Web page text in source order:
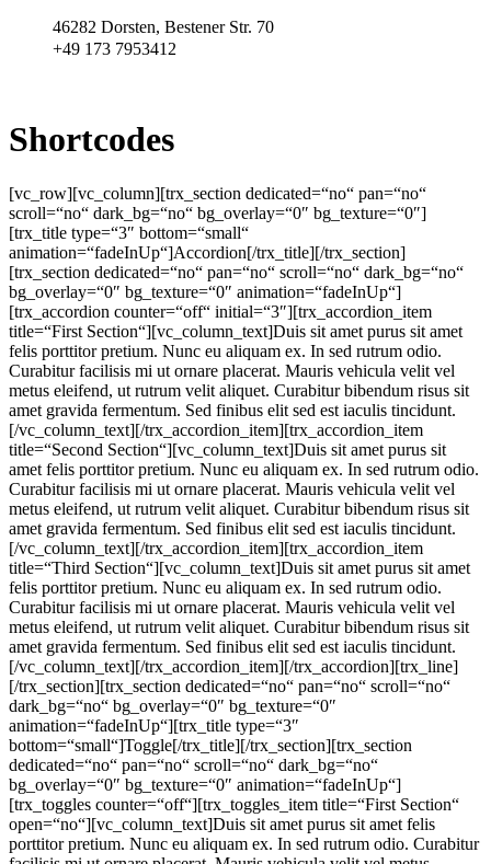
46282 Dorsten, Bestener Str. 70
+49 173 7953412
Shortcodes
[vc_row][vc_column][trx_section dedicated=“no“ pan=“no“
scroll=“no“ dark_bg=“no“ bg_overlay=“0″ bg_texture=“0″]
[trx_title type=“3″ bottom=“small“
animation=“fadeInUp“]Accordion[/trx_title][/trx_section]
[trx_section dedicated=“no“ pan=“no“ scroll=“no“ dark_bg=“no“
bg_overlay=“0″ bg_texture=“0″ animation=“fadeInUp“]
[trx_accordion counter=“off“ initial=“3″][trx_accordion_item
title=“First Section“][vc_column_text]Duis sit amet purus sit amet
felis porttitor pretium. Nunc eu aliquam ex. In sed rutrum odio.
Curabitur facilisis mi ut ornare placerat. Mauris vehicula velit vel
metus eleifend, ut rutrum velit aliquet. Curabitur bibendum risus sit
amet gravida fermentum. Sed finibus elit sed est iaculis tincidunt.
[/vc_column_text][/trx_accordion_item][trx_accordion_item
title=“Second Section“][vc_column_text]Duis sit amet purus sit
amet felis porttitor pretium. Nunc eu aliquam ex. In sed rutrum odio.
Curabitur facilisis mi ut ornare placerat. Mauris vehicula velit vel
metus eleifend, ut rutrum velit aliquet. Curabitur bibendum risus sit
amet gravida fermentum. Sed finibus elit sed est iaculis tincidunt.
[/vc_column_text][/trx_accordion_item][trx_accordion_item
title=“Third Section“][vc_column_text]Duis sit amet purus sit amet
felis porttitor pretium. Nunc eu aliquam ex. In sed rutrum odio.
Curabitur facilisis mi ut ornare placerat. Mauris vehicula velit vel
metus eleifend, ut rutrum velit aliquet. Curabitur bibendum risus sit
amet gravida fermentum. Sed finibus elit sed est iaculis tincidunt.
[/vc_column_text][/trx_accordion_item][/trx_accordion][trx_line]
[/trx_section][trx_section dedicated=“no“ pan=“no“ scroll=“no“
dark_bg=“no“ bg_overlay=“0″ bg_texture=“0″
animation=“fadeInUp“][trx_title type=“3″
bottom=“small“]Toggle[/trx_title][/trx_section][trx_section
dedicated=“no“ pan=“no“ scroll=“no“ dark_bg=“no“
bg_overlay=“0″ bg_texture=“0″ animation=“fadeInUp“]
[trx_toggles counter=“off“][trx_toggles_item title=“First Section“
open=“no“][vc_column_text]Duis sit amet purus sit amet felis
porttitor pretium. Nunc eu aliquam ex. In sed rutrum odio. Curabitur